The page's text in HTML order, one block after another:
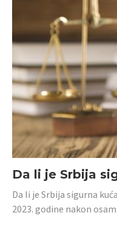
Da li je Srbija
Da li je Srbija sigurna
2023. godine nakon